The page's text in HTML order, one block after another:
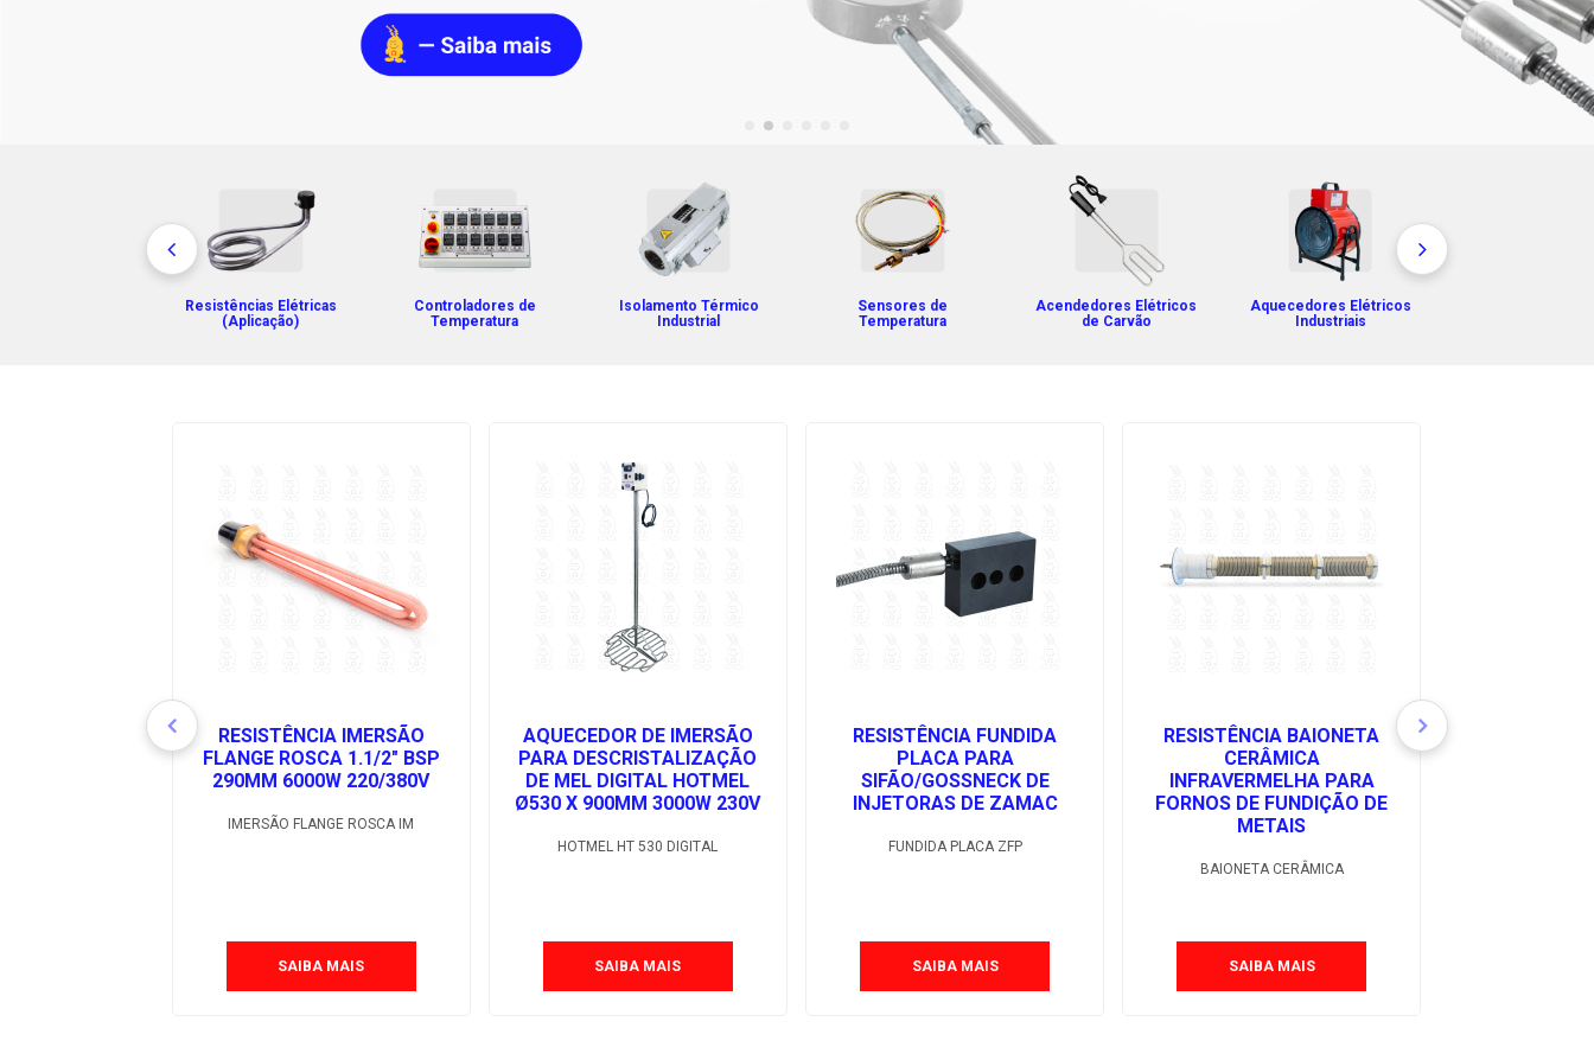
Resistências Elétricas
(Aplicação)
Controladores de
Temperatura
Isolamento Térmico
Industrial
Sensores de
Temperatura
Acendedores Elétricos
de Carvão
Aquecedores Elétricos
Industriais
RESISTÊNCIA IMERSÃO
FLANGE ROSCA 1.1/2" BSP
290MM 6000W 220/380V
IMERSÃO FLANGE ROSCA IM
SAIBA MAIS
AQUECEDOR DE IMERSÃO
PARA DESCRISTALIZAÇÃO
DE MEL DIGITAL HOTMEL
Ø530 X 900MM 3000W 230V
HOTMEL HT 530 DIGITAL
SAIBA MAIS
RESISTÊNCIA FUNDIDA
PLACA PARA
SIFÃO/GOSSNECK DE
INJETORAS DE ZAMAC
FUNDIDA PLACA ZFP
SAIBA MAIS
RESISTÊNCIA BAIONETA
CERÂMICA
INFRAVERMELHA PARA
FORNOS DE FUNDIÇÃO DE
METAIS
BAIONETA CERÂMICA
SAIBA MAIS